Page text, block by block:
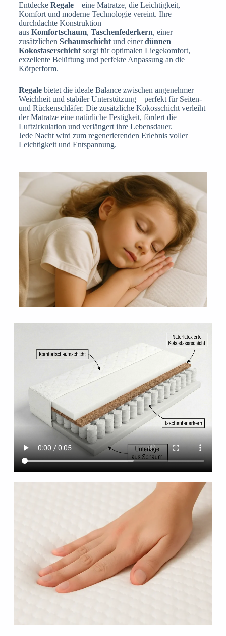
Entdecke Regale– eine Matratze, die Leichtigkeit,
Komfort und moderne Technologie vereint. Ihre
durchdachte Konstruktion
aus Komfortschaum, Taschenfederkern, einer
zusätzlichen Schaumschichtund einerdünnen
Kokosfaserschichtsorgt für optimalen Liegekomfort,
exzellente Belüftung und perfekte Anpassung an die
Körperform.
Regalebietet die ideale Balance zwischen angenehmer
Weichheit und stabiler Unterstützung – perfekt für Seiten-
und Rückenschläfer. Die zusätzliche Kokosschicht verleiht
der Matratze eine natürliche Festigkeit, fördert die
Luftzirkulation und verlängert ihre Lebensdauer.
Jede Nacht wird zum regenerierenden Erlebnis voller
Leichtigkeit und Entspannung.